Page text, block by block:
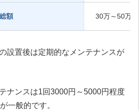
総額 30万～50万
設置後は定期的なメンテナンスが
ナンスは1回3000円～5000円程度
一般的です。